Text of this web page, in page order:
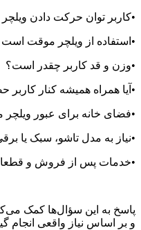
•کاربر توان حرکت دادن
•استفاده از ویلچر موقت
•وزن و قد کاربر چقدر است؟
•آیا همراه همیشه کنار کاربر
•فضای خانه برای عبور
•نیاز به مدل تاشو، سبک یا
•خدمات پس از فروش و
پاسخ به این سؤال‌ها کمک
و بر اساس نیاز واقعی انجام